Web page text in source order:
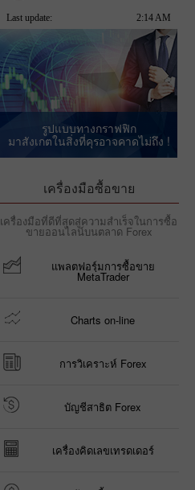
รูปแบบทางกราฟฟิก
มาสังเกตในสิ่งที่คุรอาจคาดไม่ถึง !
เครื่องมือซื้อขาย
เครื่องมือที่ดีที่สุดสู่ความสำเร็จในการซื้อ
ขายออนไลน์บนตลาด Forex
แพลตฟอรฺ์มการซื้อขาย
MetaTrader
Charts on-line
การวิเคราะห์ Forex
บัญชีสาธิต Forex
เครื่องคิดเลขเทรดเดอร์